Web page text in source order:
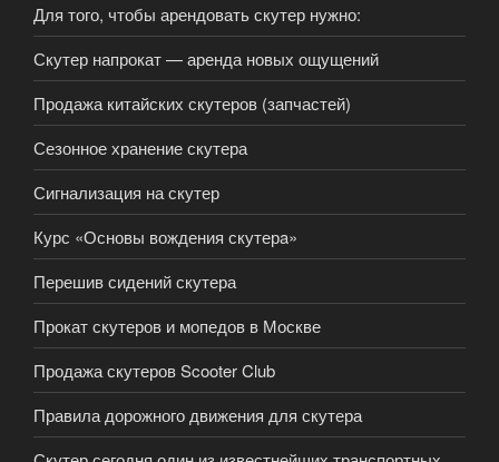
Для того, чтобы арендовать скутер нужно:
Скутер напрокат — аренда новых ощущений
Продажа китайских скутеров (запчастей)
Сезонное хранение скутера
Сигнализация на скутер
Курс «Основы вождения скутерa»
Перешив сидений скутера
Прокат скутеров и мопедов в Москве
Продажа скутеров Scooter Club
Правила дорожного движения для скутера